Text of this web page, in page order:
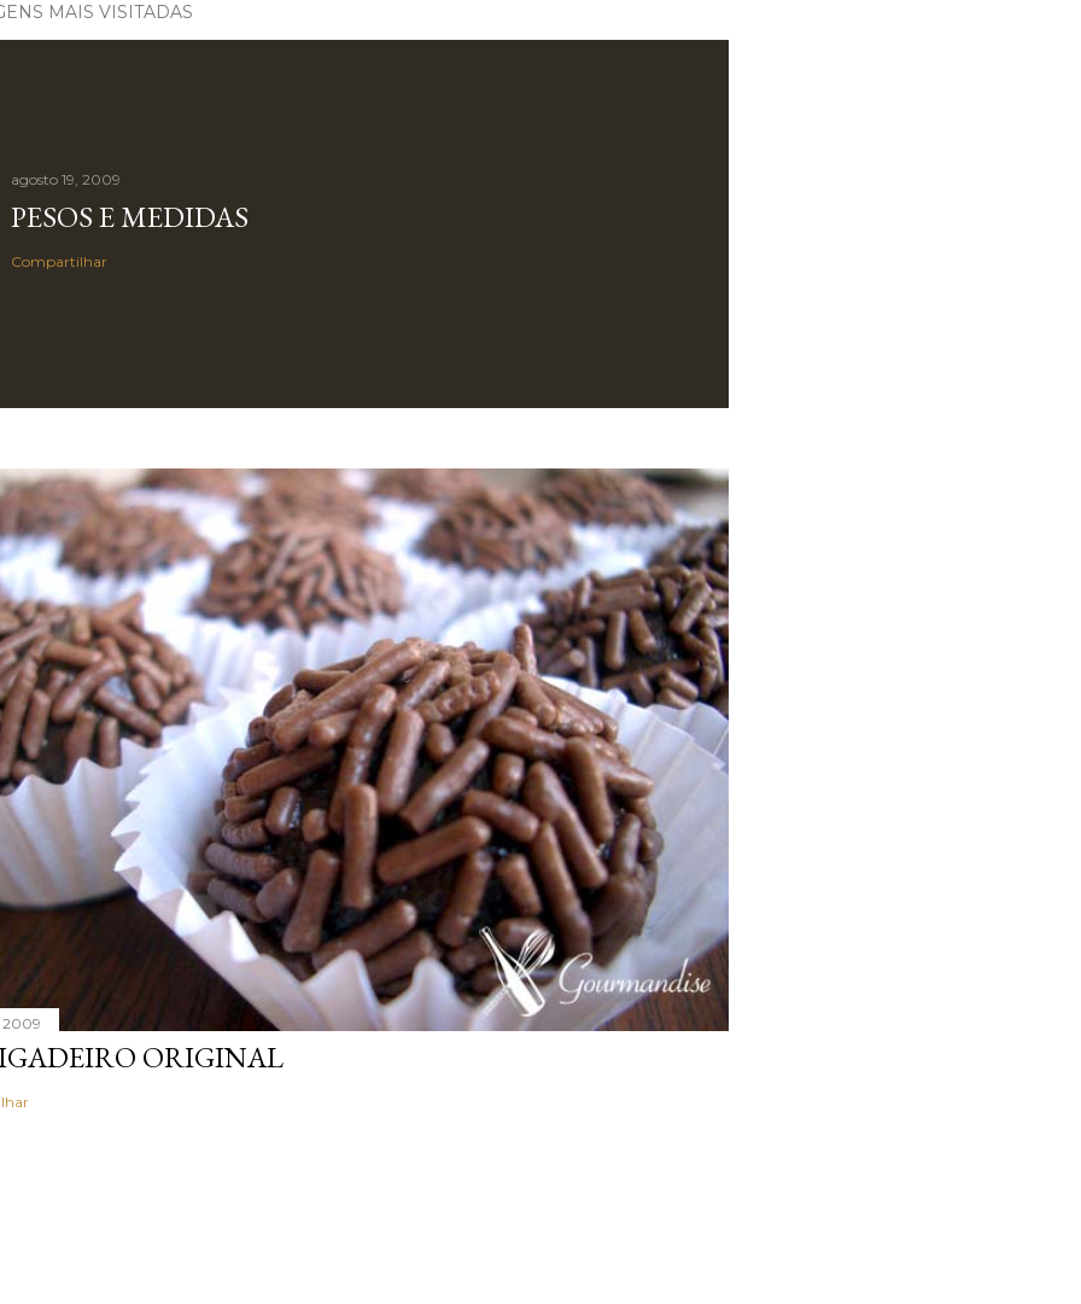
MAIS VISITADAS
agosto 19, 2009
PESOS E MEDIDAS
Compartilhar
2009
ORIGINAL